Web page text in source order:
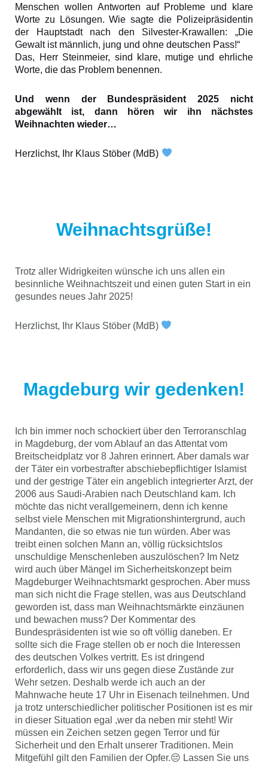
Menschen wollen Antworten auf Probleme und klare
Worte zu Lösungen. Wie sagte die Polizeipräsidentin
der Hauptstadt nach den Silvester-Krawallen: „Die
Gewalt ist männlich, jung und ohne deutschen Pass!“
Das, Herr Steinmeier, sind klare, mutige und ehrliche
Worte, die das Problem benennen.
Und wenn der Bundespräsident 2025 nicht
abgewählt ist, dann hören wir ihn nächstes
Weihnachten wieder…
Herzlichst, Ihr Klaus Stöber (MdB)
Weihnachtsgrüße!
Trotz aller Widrigkeiten wünsche ich uns allen ein
besinnliche Weihnachtszeit und einen guten Start in ein
gesundes neues Jahr 2025!
Herzlichst, Ihr Klaus Stöber (MdB)
Magdeburg wir gedenken!
Ich bin immer noch schockiert über den Terroranschlag
in Magdeburg, der vom Ablauf an das Attentat vom
Breitscheidplatz vor 8 Jahren erinnert. Aber damals war
der Täter ein vorbestrafter abschiebepflichtiger Islamist
und der gestrige Täter ein angeblich integrierter Arzt, der
2006 aus Saudi-Arabien nach Deutschland kam. Ich
möchte das nicht verallgemeinern, denn ich kenne
selbst viele Menschen mit Migrationshintergrund, auch
Mandanten, die so etwas nie tun würden. Aber was
treibt einen solchen Mann an, völlig rücksichtslos
unschuldige Menschenleben auszulöschen? Im Netz
wird auch über Mängel im Sicherheitskonzept beim
Magdeburger Weihnachtsmarkt gesprochen. Aber muss
man sich nicht die Frage stellen, was aus Deutschland
geworden ist, dass man Weihnachtsmärkte einzäunen
und bewachen muss? Der Kommentar des
Bundespräsidenten ist wie so oft völlig daneben. Er
sollte sich die Frage stellen ob er noch die Interessen
des deutschen Volkes vertritt. Es ist dringend
erforderlich, dass wir uns gegen diese Zustände zur
Wehr setzen. Deshalb werde ich auch an der
Mahnwache heute 17 Uhr in Eisenach teilnehmen. Und
ja trotz unterschiedlicher politischer Positionen ist es mir
in dieser Situation egal ,wer da neben mir steht! Wir
müssen ein Zeichen setzen gegen Terror und für
Sicherheit und den Erhalt unserer Traditionen. Mein
Mitgefühl gilt den Familien der Opfer.😔 Lassen Sie uns